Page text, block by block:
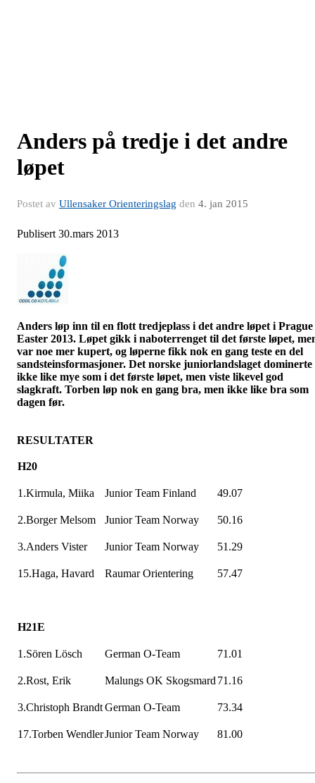
Anders på tredje i det andre
løpet
Postet av Ullensaker Orienteringslag den 4. jan 2015
Publisert 30.mars 2013
Anders løp inn til en flott tredjeplass i det andre løpet i Prague
Easter 2013. Løpet gikk i naboterrenget til det første løpet,
var noe mer kupert, og løperne fikk nok en gang teste en del
sandsteinsformasjoner. Det norske juniorlandslaget dominerte
ikke like mye som i det første løpet, men viste likevel god
slagkraft. Torben løp nok en gang bra, men ikke like bra som
dagen før.
RESULTATER
H20
1.Kirmula, Miika Junior Team Finland 49.07
2.BorgerMelsom Junior Team Norway 50.16
3.Anders Vister Junior Team Norway 51.29
15.Haga, Havard RaumarOrientering 57.47
H21E
1.Sören Lösch German O-Team 71.01
2.Rost, Erik Malungs OK Skogsmard 71.16
3.Christoph BrandtGerman O-Team 73.34
17.Torben WendlerJunior Team Norway 81.00